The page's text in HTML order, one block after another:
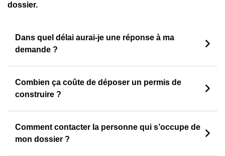
dossier.
Dans quel délai aurai-je une réponse à ma
demande ?
Combien ça coûte de déposer un permis de
construire ?
Comment contacter la personne qui s’occupe de
mon dossier ?